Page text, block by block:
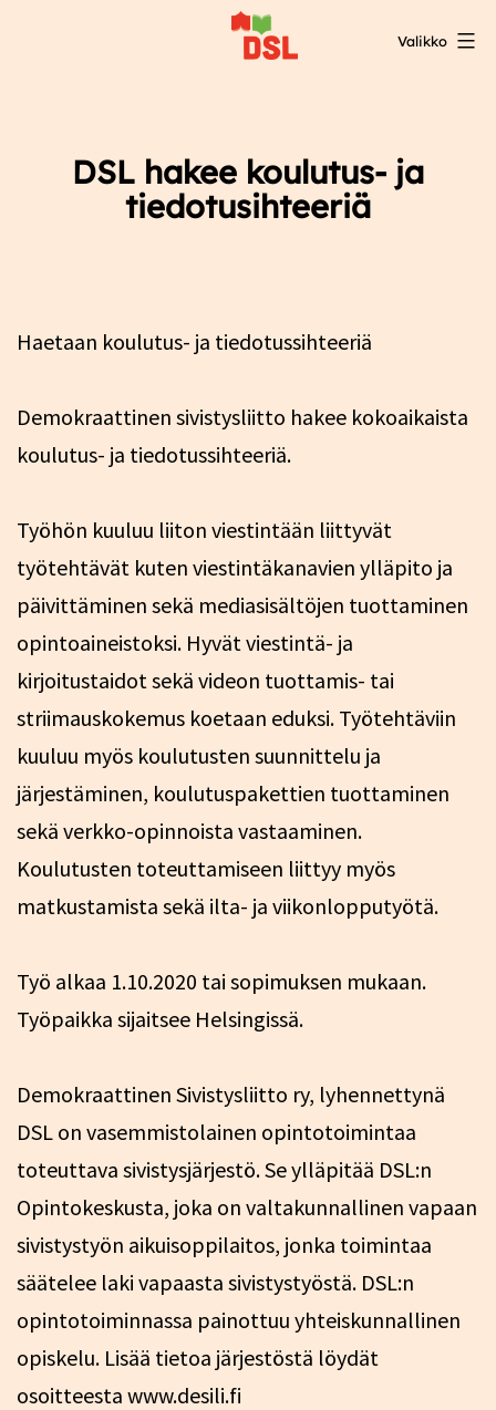
Valikko
DSL hakee koulutus- ja
tiedotusihteeriä
Haetaan koulutus- ja tiedotussihteeriä
Demokraattinen sivistysliitto hakee kokoaikaista
koulutus- ja tiedotussihteeriä.
Työhön kuuluu liiton viestintään liittyvät
työtehtävät kuten viestintäkanavien ylläpito ja
päivittäminen sekä mediasisältöjen tuottaminen
opintoaineistoksi. Hyvät viestintä- ja
kirjoitustaidot sekä videon tuottamis- tai
striimauskokemus koetaan eduksi. Työtehtäviin
kuuluu myös koulutusten suunnittelu ja
järjestäminen, koulutuspakettien tuottaminen
sekä verkko-opinnoista vastaaminen.
Koulutusten toteuttamiseen liittyy myös
matkustamista sekä ilta- ja viikonlopputyötä.
Työ alkaa 1.10.2020 tai sopimuksen mukaan.
Työpaikka sijaitsee Helsingissä.
Demokraattinen Sivistysliitto ry, lyhennettynä
DSL on vasemmistolainen opintotoimintaa
toteuttava sivistysjärjestö. Se ylläpitää DSL:n
Opintokeskusta, joka on valtakunnallinen vapaan
sivistystyön aikuisoppilaitos, jonka toimintaa
säätelee laki vapaasta sivistystyöstä. DSL:n
opintotoiminnassa painottuu yhteiskunnallinen
opiskelu. Lisää tietoa järjestöstä löydät
osoitteesta www.desili.fi